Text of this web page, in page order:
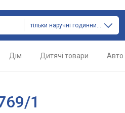
тільки наручні годинники
Дім Дитячі товари Авто
1